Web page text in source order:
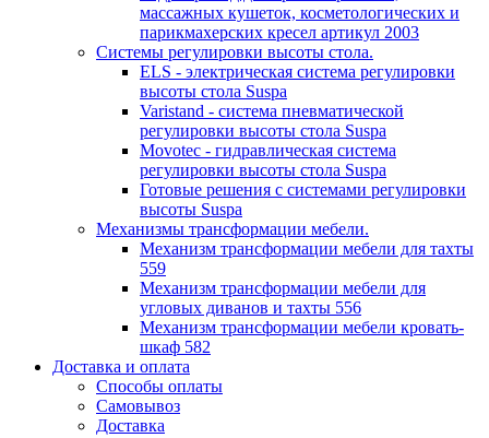
массажных кушеток, косметологических и
парикмахерских кресел артикул 2003
Системы регулировки высоты стола.
ELS - электрическая система регулировки
высоты стола Suspa
Varistand - система пневматической
регулировки высоты стола Suspa
Movotec - гидравлическая система
регулировки высоты стола Suspa
Готовые решения с системами регулировки
высоты Suspa
Механизмы трансформации мебели.
Механизм трансформации мебели для тахты
559
Механизм трансформации мебели для
угловых диванов и тахты 556
Механизм трансформации мебели кровать-
шкаф 582
Доставка и оплата
Способы оплаты
Самовывоз
Доставка